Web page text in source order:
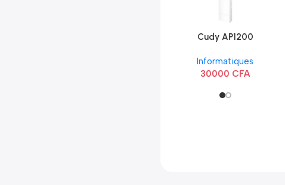
Cudy AP1200
AC1200
Informatiques
30000 CFA